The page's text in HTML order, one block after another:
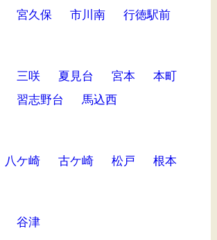
宮久保 市川南 行徳駅前
三咲 夏見台 宮本
本町
習志野台 馬込西
八ケ崎 古ケ崎 松戸 根本
谷津